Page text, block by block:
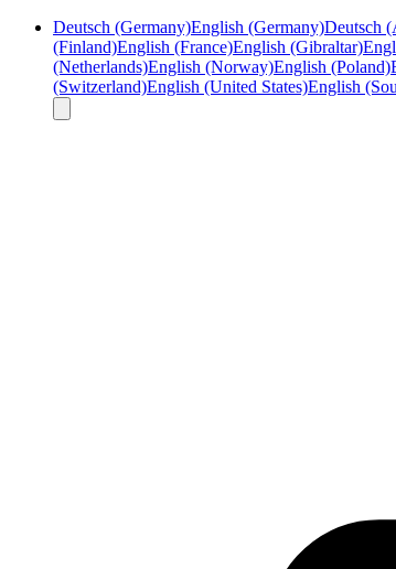
Deutsch (Germany)English (Germany)Deutsch
(Finland)English (France)English (Gibraltar)
(Netherlands)English (Norway)English (Poland)
(Switzerland)English (United States)English